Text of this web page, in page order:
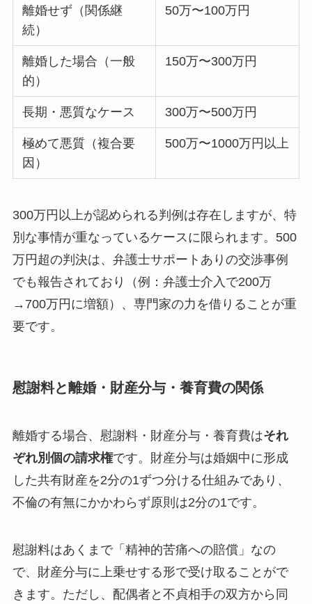
離婚せず（関係継
続）
50万〜100万円
離婚した場合（一般
的）
150万〜300万円
長期・悪質なケース 300万〜500万円
極めて悪質（複合要
因）
500万〜1000万円以上
300万円以上が認められる判例は存在しますが、特
別な事情が重なっているケースに限られます。500
万円超の判決は、弁護士サポートありの交渉事例
でも報告されており（例：弁護士介入で200万
→700万円に増額）、専門家の力を借りることが重
要です。
慰謝料と離婚・財産分与・養育費の関係
離婚する場合、慰謝料・財産分与・養育費はそれ
ぞれ別個の請求権です。財産分与は婚姻中に形成
した共有財産を2分の1ずつ分ける仕組みであり、
不倫の有無にかかわらず原則は2分の1です。
慰謝料はあくまで「精神的苦痛への賠償」なの
で、財産分与に上乗せする形で受け取ることがで
きます。ただし、配偶者と不貞相手の双方から同